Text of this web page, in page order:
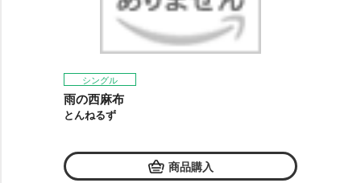
シングル
雨の西麻布
とんねるず
商品購入